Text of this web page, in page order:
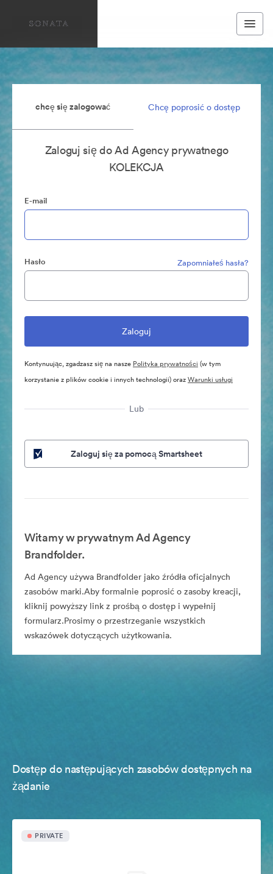
chcę się zalogować Chcę poprosić o dostęp
Zaloguj się do Ad Agency prywatnego
KOLEKCJA
E-mail
Hasło Zapomniałeś hasła?
Kontynuując, zgadzasz się na nasze Polityka prywatności (w tym
korzystanie z plików cookie i innych technologii) orazWarunki usługi
Lub
Zaloguj się za pomocą Smartsheet
Witamy w prywatnym Ad Agency
Brandfolder.
Ad Agency używa Brandfolder jako źródła oficjalnych
zasobów marki.Aby formalnie poprosić o zasoby kreacji,
kliknij powyższy link z prośbą o dostęp i wypełnij
formularz.Prosimy o przestrzeganie wszystkich
wskazówek dotyczących użytkowania.
Dostęp do następujących zasobów dostępnych na
żądanie
PRIVATE